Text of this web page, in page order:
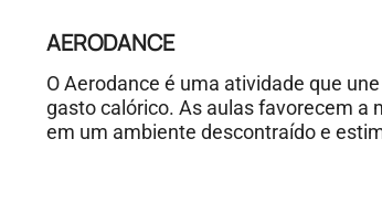
AERODANCE
O Aerodance é uma atividade que
gasto calórico. As aulas favorecem a
em um ambiente descontraído e